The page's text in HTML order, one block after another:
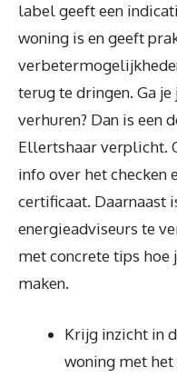
label geeft een
woning is en geeft
terug te dringen. Ga
verhuren? Dan is een
Ellertshaar verplicht.
info over het checken
certificaat. Daarnaast
energieadviseurs te
met concrete tips hoe
maken.
Krijg inzicht in
woning met